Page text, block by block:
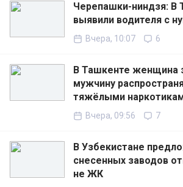
Черепашки-ниндзя: В
выявили водителя с
Вчера, 10:07 6
В Ташкенте женщина
мужчину
тяжёлыми
Вчера, 09:56 7
В Узбекистане
снесенных заводов
не ЖК